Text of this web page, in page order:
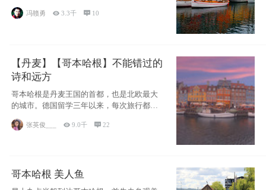
些国家因
冯赣勇 3.3千  10
【丹麦】【哥本哈根】不能错过的
诗和远方
哥本哈根是丹麦王国的首都，也是北欧最大
的城市。德国留学三年以来，每次旅行都是
张英俊___ 9.0千 22
哥本哈根 美人鱼